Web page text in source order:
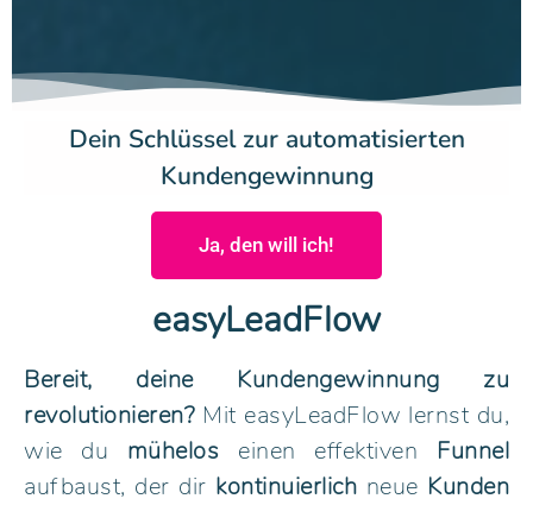
Dein Schlüssel zur automatisierten
Kundengewinnung
Ja, den will ich!
easyLeadFlow
Bereit, deine Kundengewinnung zu
revolutionieren? Mit easyLeadFlow lernst du,
wie du mühelos einen effektiven Funnel
aufbaust, der dir kontinuierlich neue Kunden